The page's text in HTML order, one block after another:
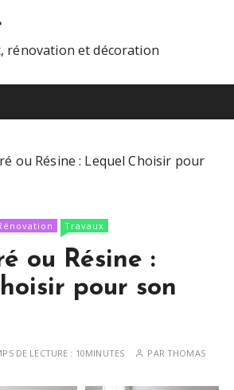
rénovation et décoration
ou Résine : Lequel Choisir pour
Travaux
ou Résine :
pour son
DE LECTURE : 10MINUTES PARTHOMAS